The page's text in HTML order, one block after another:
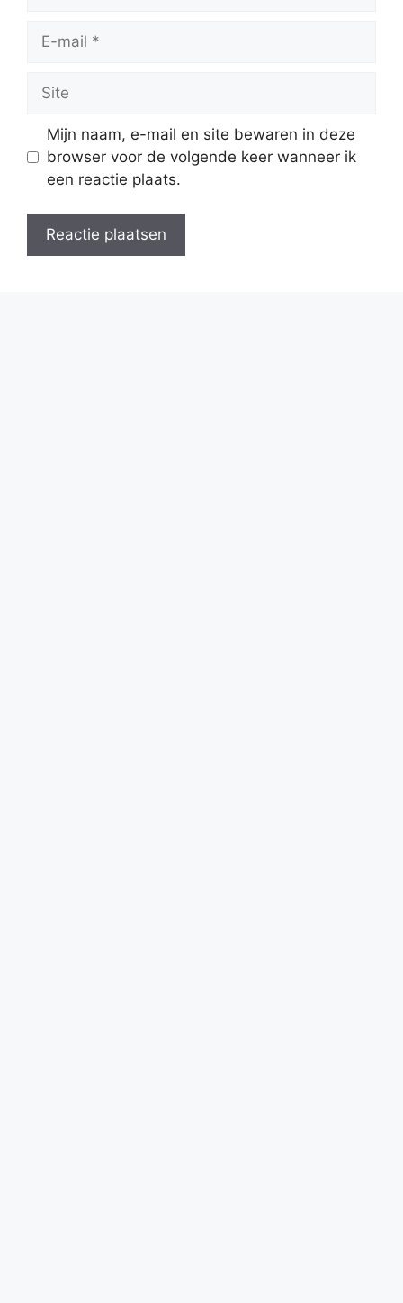
mail
Mijn naam, e-mail en site bewaren in deze
browser voor de volgende keer wanneer ik
een reactie plaats.